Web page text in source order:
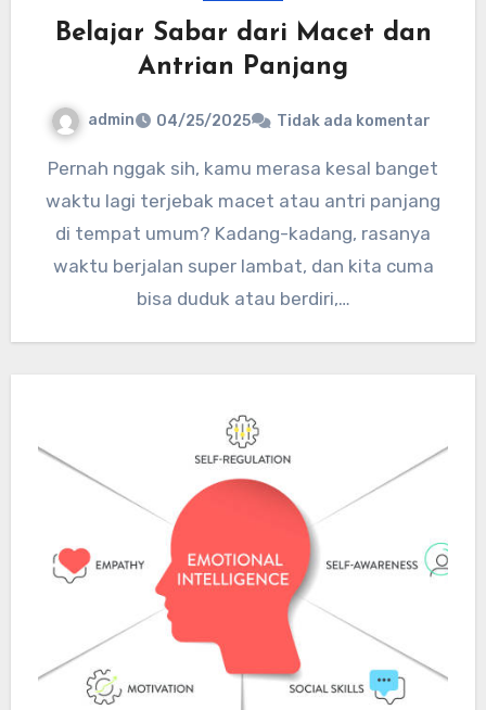
Belajar Sabar dari Macet dan
Antrian Panjang
admin 04/25/2025 Tidak ada komentar
Pernah nggak sih, kamu merasa kesal banget
waktu lagi terjebak macet atau antri panjang
di tempat umum? Kadang-kadang, rasanya
waktu berjalan super lambat, dan kita cuma
bisa duduk atau berdiri,…